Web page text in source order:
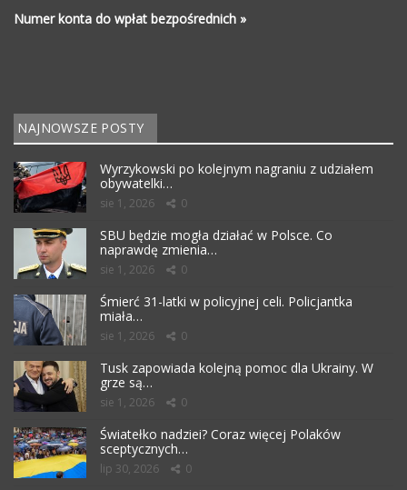
Numer konta do wpłat bezpośrednich »
NAJNOWSZE POSTY
Wyrzykowski po kolejnym nagraniu z udziałem
obywatelki…
sie 1, 2026 0
SBU będzie mogła działać w Polsce. Co
naprawdę zmienia…
sie 1, 2026 0
Śmierć 31-latki w policyjnej celi. Policjantka
miała…
sie 1, 2026 0
Tusk zapowiada kolejną pomoc dla Ukrainy. W
grze są…
sie 1, 2026 0
Światełko nadziei? Coraz więcej Polaków
sceptycznych…
lip 30, 2026 0